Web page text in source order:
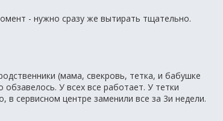
- нужно сразу же вытирать тщательно.
(мама, свекровь, тетка, и бабушке
У всех все работает. У тетки
в сервисном центре заменили все за 3и недели.